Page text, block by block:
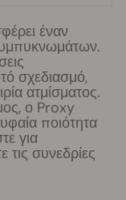
έναν
σχεδιασμό,
ατμίσματος.
ο Proxy
ποιότητα
για
τις συνεδρίες